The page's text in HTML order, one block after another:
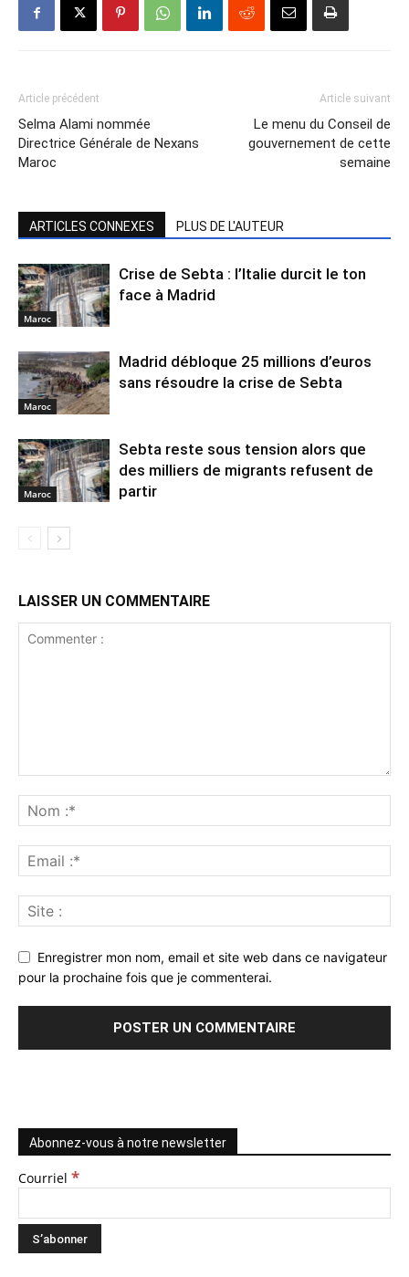
Article précédent
Selma Alami nommée
Directrice Générale de Nexans
Maroc
Article suivant
Le menu du Conseil de
gouvernement de cette
semaine
ARTICLES CONNEXES PLUS DE L'AUTEUR
Maroc
Crise de Sebta : l’Italie durcit le ton
face à Madrid
Maroc
Madrid débloque 25 millions d’euros
sans résoudre la crise de Sebta
Maroc
Sebta reste sous tension alors que
des milliers de migrants refusent de
partir
LAISSER UN COMMENTAIRE
Enregistrer mon nom, email et site web dans ce navigateur
pour la prochaine fois que je commenterai.
Abonnez-vous à notre newsletter
Courriel *